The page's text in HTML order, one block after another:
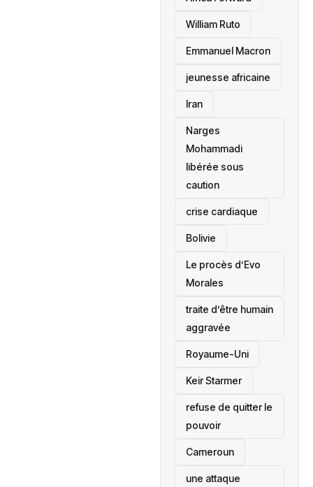
William Ruto
Emmanuel Macron
jeunesse africaine
‎Iran
Narges
Mohammadi
libérée sous
caution
crise cardiaque
‎Bolivie
Le procès d’Evo
Morales
traite d’être humain
aggravée
‎Royaume-Uni
Keir Starmer
refuse de quitter le
pouvoir
‎Cameroun
une attaque